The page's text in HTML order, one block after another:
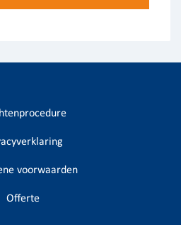
voorwaarden
Offerte